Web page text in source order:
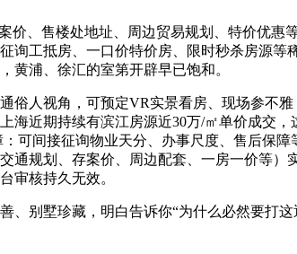
、售楼处地址、周边贸易规划、特价优惠
询工抵房、一口价特价房、限时秒杀房源
黄浦、徐汇的室第开辟早已饱和。
人视角，可预定VR实景看房、现场参不
近期持续有滨江房源近30万/㎡单价成交
可间接征询物业天分、办事尺度、售后保
规划、存案价、周边配套、一房一价等）
审核持久无效。
别墅珍藏，明白告诉你“为什么必然要打